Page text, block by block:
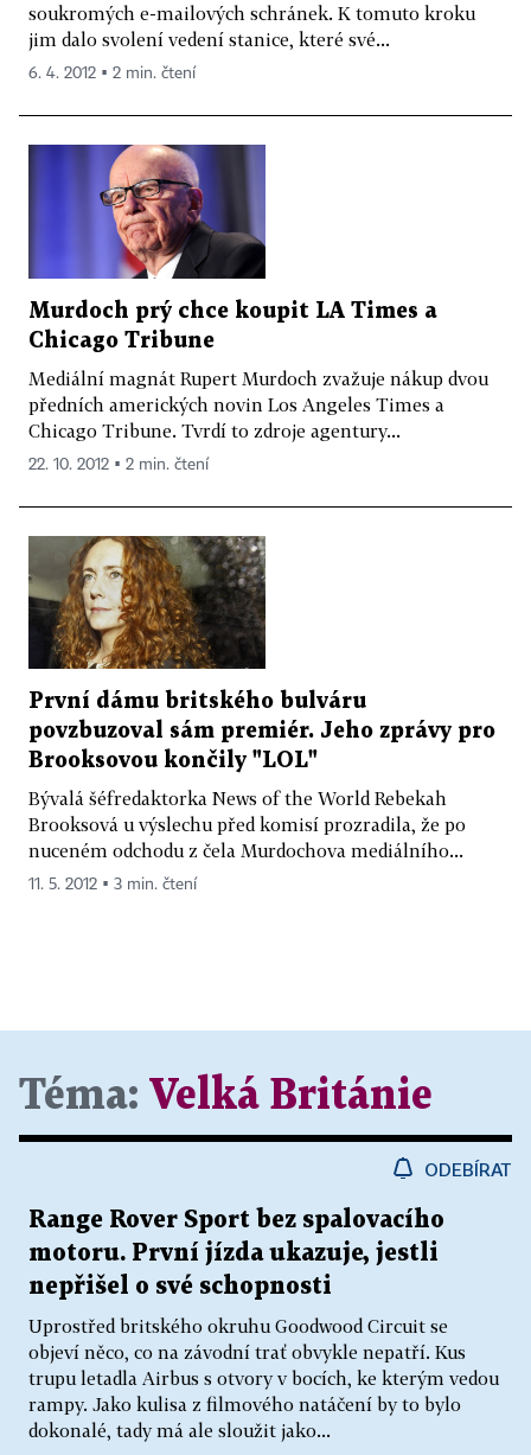
soukromých e-mailových schránek. K tomuto kroku
jim dalo svolení vedení stanice, které své...
6. 4. 2012 ▪ 2 min. čtení
Murdoch prý chce koupit LA Times a
Chicago Tribune
Mediální magnát Rupert Murdoch zvažuje nákup dvou
předních amerických novin Los Angeles Times a
Chicago Tribune. Tvrdí to zdroje agentury...
22. 10. 2012 ▪ 2 min. čtení
První dámu britského bulváru
povzbuzoval sám premiér. Jeho zprávy pro
Brooksovou končily "LOL"
Bývalá šéfredaktorka News of the World Rebekah
Brooksová u výslechu před komisí prozradila, že po
nuceném odchodu z čela Murdochova mediálního...
11. 5. 2012 ▪ 3 min. čtení
Téma: Velká Británie
ODEBÍRAT
Range Rover Sport bez spalovacího
motoru. První jízda ukazuje, jestli
nepřišel o své schopnosti
Uprostřed britského okruhu Goodwood Circuit se
objeví něco, co na závodní trať obvykle nepatří. Kus
trupu letadla Airbus s otvory v bocích, ke kterým vedou
rampy. Jako kulisa z filmového natáčení by to bylo
dokonalé, tady má ale sloužit jako...